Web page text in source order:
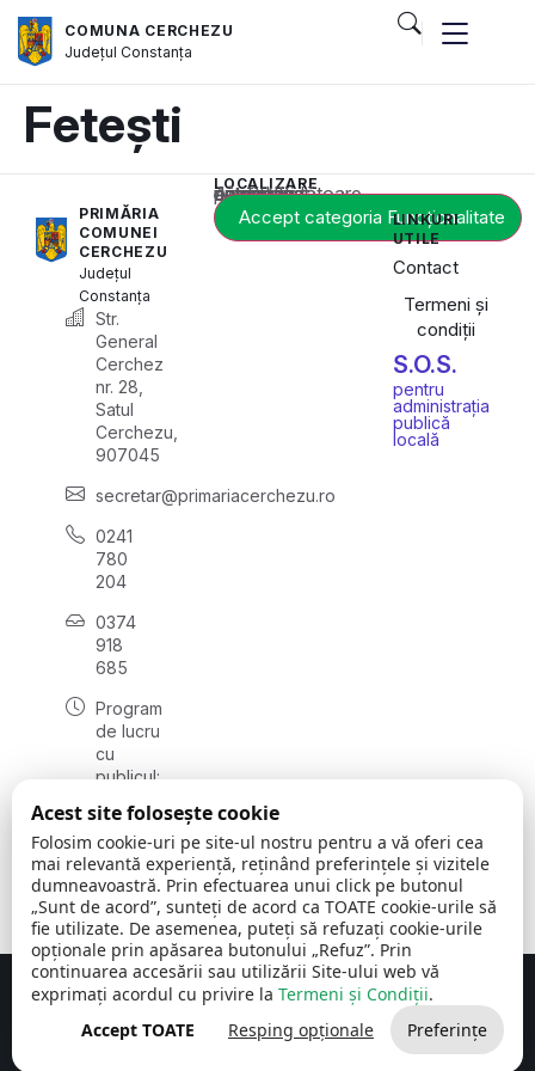
COMUNA CERCHEZU
JudețulConstanța
Fetești
PRIMĂRIA
COMUNEI
CERCHEZU
Județul
Constanța
Str.
General
Cerchez
nr. 28,
Satul
Cerchezu,
907045
secretar@primariacerchezu.ro
0241
780
204
0374
918
685
Program
de lucru
cu
publicul:
08:00 -
16:30
, vineri:
08:00 -
14:00
LOCALIZARE
Acest conținut este blocat până când acceptați categoria corespunzătoare de cookie-uri.
Accept categoria Funcționalitate
LINKURI
UTILE
Contact
Termeni și
condiții
S.O.S.
pentru
administrația
publică
locală
Comuna Cerchezu © 2026Toate drepturile rezervate
Concept realizat de Big Media Relații Publice SRL
Acest site folosește cookie
Folosim cookie-uri pe site-ul nostru pentru a vă oferi cea
mai relevantă experiență, reținând preferințele și vizitele
dumneavoastră. Prin efectuarea unui click pe butonul
„Sunt de acord”, sunteți de acord ca TOATE cookie-urile să
fie utilizate. De asemenea, puteți să refuzați cookie-urile
opționale prin apăsarea butonului „Refuz”. Prin
continuarea accesării sau utilizării Site-ului web vă
exprimați acordul cu privire la Termeni și Condiții.
Accept TOATE
Resping opționale Preferințe